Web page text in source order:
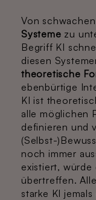
Von
Systeme zu
Begriff KI
diesen
theoretische
ebenbürtige
KI ist
alle möglichen
definieren und
(Selbst-
noch immer
existiert,
übertreffen.
starke KI